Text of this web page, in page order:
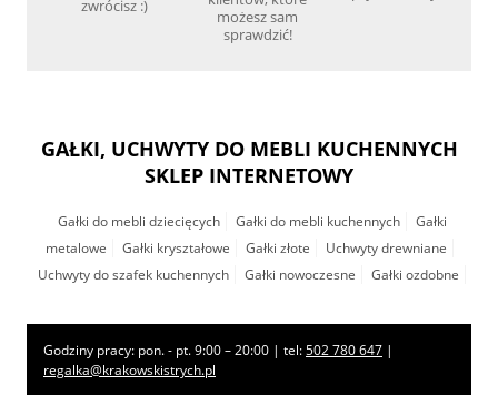
zwrócisz :)
możesz sam
sprawdzić!
GAŁKI, UCHWYTY DO MEBLI KUCHENNYCH
SKLEP INTERNETOWY
Gałki do mebli dziecięcych Gałki do mebli kuchennych
Gałki
metalowe
Gałki kryształowe Gałki złote
Uchwyty drewniane
Uchwyty do szafek kuchennych
Gałki nowoczesne Gałki ozdobne
Godziny pracy: pon. - pt. 9:00 – 20:00 | tel:502 780 647 |
regalka@krakowskistrych.pl